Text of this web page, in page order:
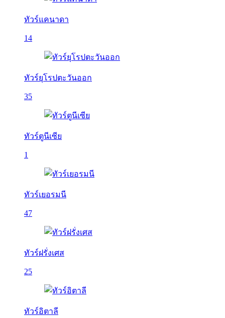
ทัวร์แคนาดา
14
ทัวร์ยุโรปตะวันออก
35
ทัวร์ตูนีเซีย
1
ทัวร์เยอรมนี
47
ทัวร์ฝรั่งเศส
25
ทัวร์อิตาลี